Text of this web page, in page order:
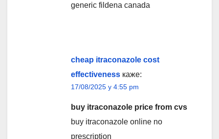
generic fildena canada
cheap itraconazole cost
effectiveness каже:
17/08/2025 у 4:55 pm
buy itraconazole price from cvs
buy itraconazole online no
prescription